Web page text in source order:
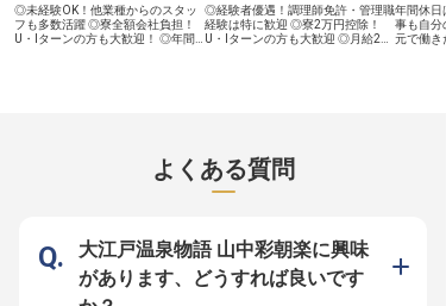
◎未経験OK！他業種からのスタッ
フも多数活躍 ◎寮全額会社負担！
U・Iターンの方も大歓迎！ ◎年間
天風呂やプールはもちろん、2025
年7月にオープンしたカプセルルー
が整っています。 ■安定企業ならで
は！働きやすさを追求したサポート
体制 1998年に不動産仲介から始
め、今ではホテルやマンション、飲
◎経験者優遇！調理師免許・管理職
経験は特に歓迎 ◎寮2万円控除！
U・Iターンの方も大歓迎 ◎月給27
食調理スタッフは、北陸の四季折々
の海の幸・山の幸を活かした会席・
宴会料理を、ご宿泊のお客様にご提
メニューの考案、仕入れ・コスト管
理、そして料理長候補までステップ
アップ可能。経験豊富な方は副料理
長・料理長候補としてのご相談も可
年間休日
事も自分
元で働き
よくある質問
大江戸温泉物語 山中彩朝楽に興味
があります、どうすれば良いです